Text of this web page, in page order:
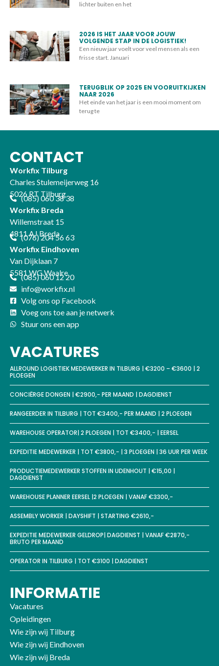
lichter buiten en het
2026 IS HET JAAR VOOR JOUW
VOLGENDE STAP IN DE LOGISTIEK!
Een nieuw jaar voelt voor veel mensen als een
frisse start. Januari
TERUGBLIK OP 2025 EN VOORUITKIJKEN
NAAR 2026
Het einde van het jaar is een mooi moment om
terug te
CONTACT
Workfix Tilburg
Charles Stulemeijerweg 16
5026 RT Tilburg
(085) 060 38 38
Workfix Breda
Willemstraat 15
4811 AJ Breda
(076) 204 56 63
Workfix Eindhoven
Van Dijklaan 7
5581 WG Waalre
(085) 060 12 20
info@workfix.nl
Volg ons op Facebook
Voeg ons toe aan je netwerk
Stuur ons een app
VACATURES
ALLROUND LOGISTIEK MEDEWERKER IN TILBURG | €3200 – €3600 | 2
PLOEGEN
CONCIËRGE DONGEN | €2900,- PER MAAND | DAGDIENST
RANGEERDER IN TILBURG | TOT €3400,- PER MAAND | 2 PLOEGEN
WAREHOUSE OPERATOR| 2 PLOEGEN | TOT €3400,- | EERSEL
EXPEDITIE MEDEWERKER | TOT €3800,- | 3 PLOEGEN | 36 UUR PER WEEK
PRODUCTIEMEDEWERKER STOFFEN IN UDENHOUT | €15,00 |
DAGDIENST
WAREHOUSE PLANNER EERSEL |2 PLOEGEN | VANAF €3300,-
ASSEMBLY WORKER | DAYSHIFT | STARTING €2610,-
EXPEDITIE MEDEWERKER GELDROP| DAGDIENST | VANAF €2870,-
BRUTO PER MAAND
OPERATOR IN TILBURG | TOT €3100 | DAGDIENST
INFORMATIE
Vacatures
Opleidingen
Wie zijn wij Tilburg
Wie zijn wij Eindhoven
Wie zijn wij Breda